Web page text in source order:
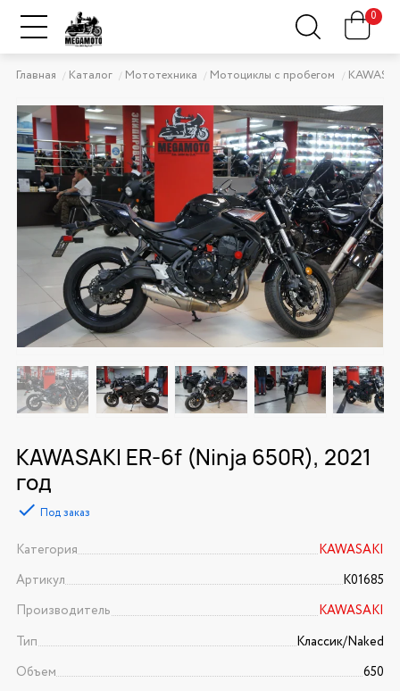
0
Главная Каталог Мототехника Мотоциклы с пробегом
KAWASAKI ER-6f (Ninja 650R), 2021
год
Под заказ
Категория
KAWASAKI
Артикул
K01685
Производитель
KAWASAKI
Тип
Классик/Naked
Объем
650